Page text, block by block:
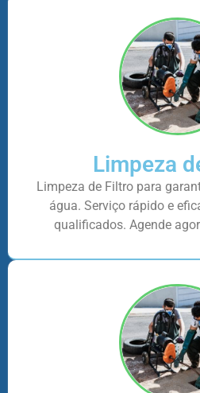
Limpeza
Limpeza de Filtro para
água. Serviço rápido e
qualificados. Agende